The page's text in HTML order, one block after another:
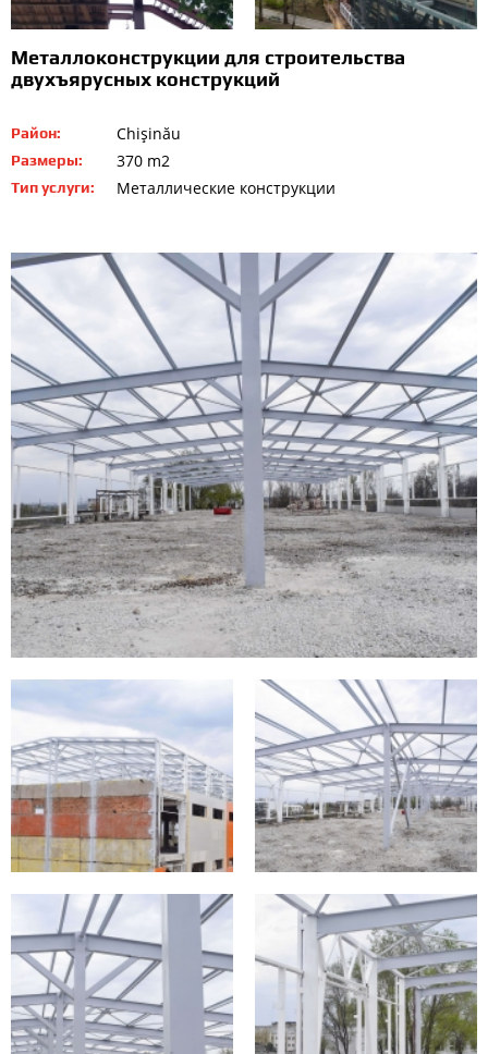
Металлоконструкции для строительства
двухъярусных конструкций
Район: Chişinău
Размеры: 370 m2
Тип услуги: Металлические конструкции